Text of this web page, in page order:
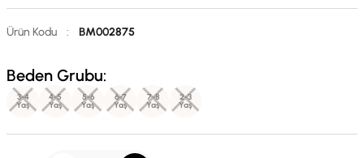
Ürün Kodu : BM002875
Beden Grubu:
3-4
Yaş
4-5
Yaş
5-6
Yaş
6-7
Yaş
7-8
Yaş
2-3
Yaş